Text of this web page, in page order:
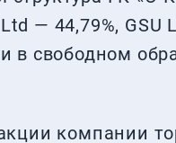
— 44,79%, GSU
в свободном
компании